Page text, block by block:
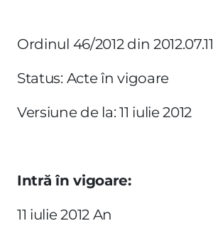
Ordinul 46/2012 din 2012.07.11
Status: Acte în vigoare
Versiune de la: 11 iulie 2012
Intră în vigoare:
11 iulie 2012 An